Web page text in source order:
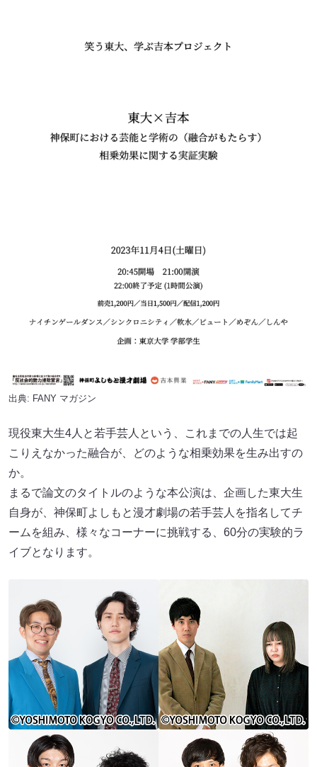
出典: FANY マガジン
現役東大生4人と若手芸人という、これまでの人生では起
こりえなかった融合が、どのような相乗効果を生み出すの
か。
まるで論文のタイトルのような本公演は、企画した東大生
自身が、神保町よしもと漫才劇場の若手芸人を指名してチ
ームを組み、様々なコーナーに挑戦する、60分の実験的ラ
イブとなります。